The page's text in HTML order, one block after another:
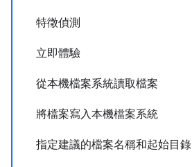
特徵偵測
立即體驗
從本機檔案系統讀取檔案
將檔案寫入本機檔案系統
指定建議的檔案名稱和起始目錄